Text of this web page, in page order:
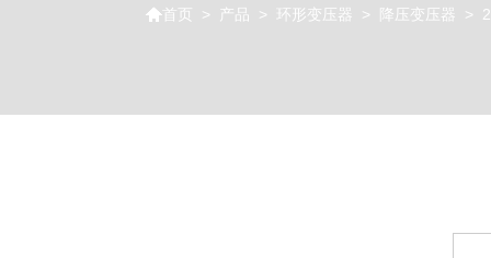
首页 > 产品 > 环形变压器 > 降压变压器 >